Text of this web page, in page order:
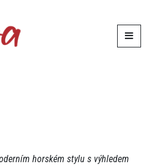
4
horském stylu s výhledem